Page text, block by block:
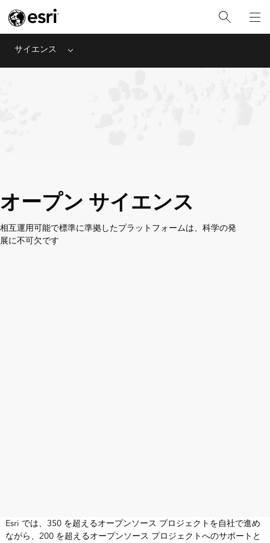
サイエンス Menu
オープン サイエンス
相互運用可能で標準に準拠したプラットフォームは、科学の発
展に不可欠です
Esri では、350 を超えるオープンソース プロジェクトを自社で進め
ながら、200 を超えるオープンソース プロジェクトへのサポートと